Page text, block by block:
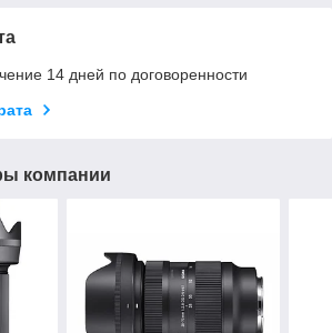
14 дней по договоренности
компании